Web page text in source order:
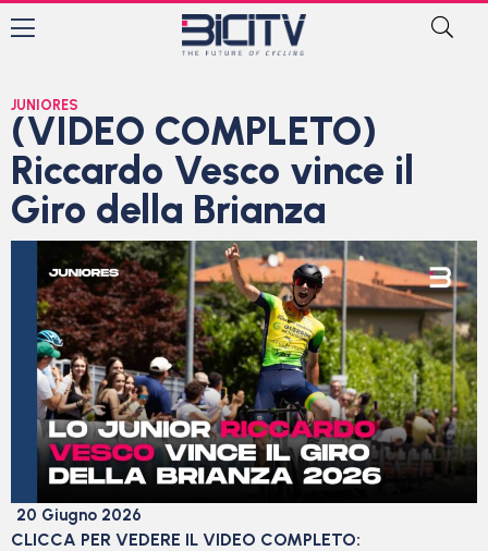
JUNIORES
(VIDEO COMPLETO)
Riccardo Vesco vince il
Giro della Brianza
20 Giugno 2026
CLICCA PER VEDERE IL VIDEO COMPLETO: